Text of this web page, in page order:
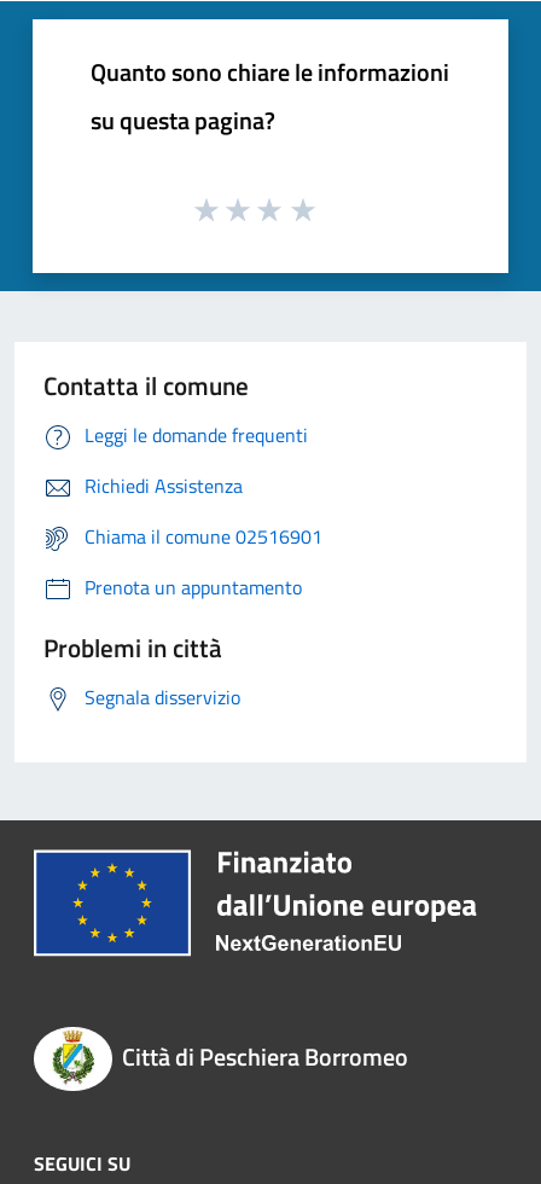
Quanto sono chiare le informazioni
su questa pagina?
Contatta il comune
Leggi le domande frequenti
Richiedi Assistenza
Chiama il comune 02516901
Prenota un appuntamento
Problemi in città
Segnala disservizio
Città di Peschiera Borromeo
SEGUICI SU